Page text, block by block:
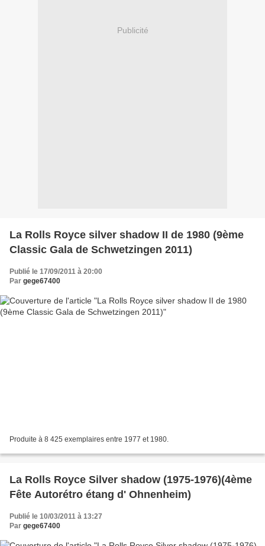
Publicité
La Rolls Royce silver shadow II de 1980 (9ème
Classic Gala de Schwetzingen 2011)
Publié le 17/09/2011 à 20:00
Par gege67400
Produite à 8 425 exemplaires entre 1977 et 1980.
La Rolls Royce Silver shadow (1975-1976)(4ème
Fête Autorétro étang d' Ohnenheim)
Publié le 10/03/2011 à 13:27
Par gege67400